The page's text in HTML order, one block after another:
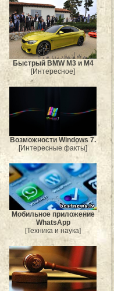
Быстрый BMW M3 и M4
[Интересное]
Возможности Windows 7.
[Интересные факты]
Мобильное приложение
WhatsApp
[Техника и наука]